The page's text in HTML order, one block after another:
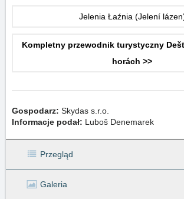
Jelenia Łaźnia (Jelení
Kompletny przewodnik turystyczny
horách >>
Gospodarz: Skydas s.r.o.
Informacje podał: Luboš Denemarek
Przegląd
Galeria